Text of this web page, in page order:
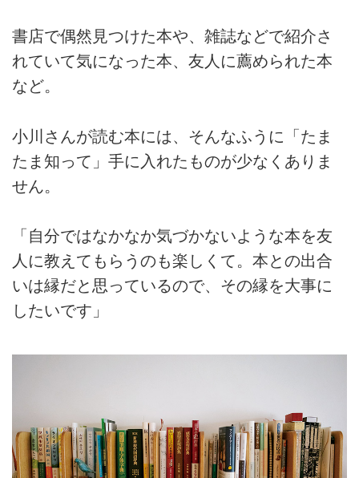
書店で偶然見つけた本や、雑誌などで紹介さ
れていて気になった本、友人に薦められた本
など。
小川さんが読む本には、そんなふうに「たま
たま知って」手に入れたものが少なくありま
せん。
「自分ではなかなか気づかないような本を友
人に教えてもらうのも楽しくて。本との出合
いは縁だと思っているので、その縁を大事に
したいです」